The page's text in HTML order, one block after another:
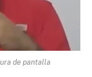
de pantalla